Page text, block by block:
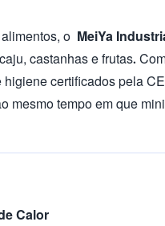
o MeiYa
castanhas e frutas.
higiene certificados pela
mesmo tempo em que
Calor